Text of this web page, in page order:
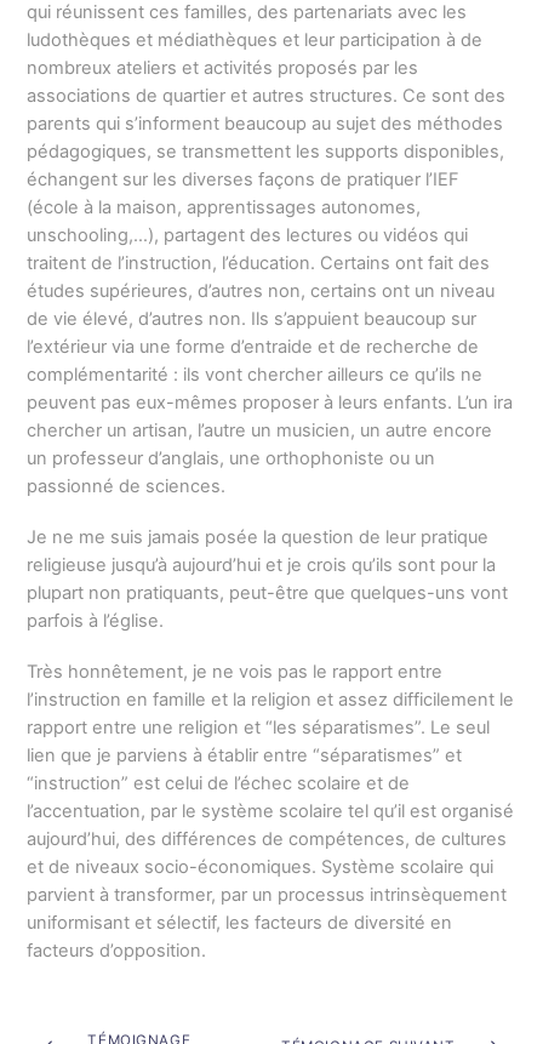
qui réunissent ces familles, des partenariats avec les
ludothèques et médiathèques et leur participation à de
nombreux ateliers et activités proposés par les
associations de quartier et autres structures. Ce sont des
parents qui s’informent beaucoup au sujet des méthodes
pédagogiques, se transmettent les supports disponibles,
échangent sur les diverses façons de pratiquer l’IEF
(école à la maison, apprentissages autonomes,
unschooling,…), partagent des lectures ou vidéos qui
traitent de l’instruction, l’éducation. Certains ont fait des
études supérieures, d’autres non, certains ont un niveau
de vie élevé, d’autres non. Ils s’appuient beaucoup sur
l’extérieur via une forme d’entraide et de recherche de
complémentarité : ils vont chercher ailleurs ce qu’ils ne
peuvent pas eux-mêmes proposer à leurs enfants. L’un ira
chercher un artisan, l’autre un musicien, un autre encore
un professeur d’anglais, une orthophoniste ou un
passionné de sciences.
Je ne me suis jamais posée la question de leur pratique
religieuse jusqu’à aujourd’hui et je crois qu’ils sont pour la
plupart non pratiquants, peut-être que quelques-uns vont
parfois à l’église.
Très honnêtement, je ne vois pas le rapport entre
l’instruction en famille et la religion et assez difficilement le
rapport entre une religion et “les séparatismes”. Le seul
lien que je parviens à établir entre “séparatismes” et
“instruction” est celui de l’échec scolaire et de
l’accentuation, par le système scolaire tel qu’il est organisé
aujourd’hui, des différences de compétences, de cultures
et de niveaux socio-économiques. Système scolaire qui
parvient à transformer, par un processus intrinsèquement
uniformisant et sélectif, les facteurs de diversité en
facteurs d’opposition.